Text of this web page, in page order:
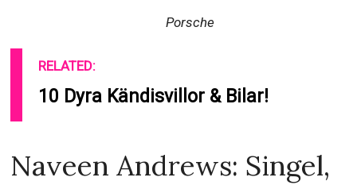
Porsche
RELATED:
10 Dyra Kändisvillor & Bilar!
Naveen Andrews: Singel,